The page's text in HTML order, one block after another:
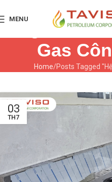
MENUTag
Gas
Home Posts Tagged
03
TH7